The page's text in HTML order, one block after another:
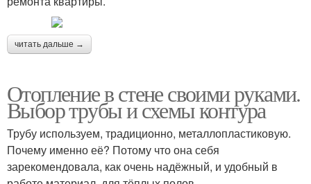
читать дальше →
Отопление в стене своими руками.
Выбор трубы и схемы контура
Трубу используем, традиционно, металлопластиковую.
Почему именно её? Потому что она себя
зарекомендовала, как очень надёжный, и удобный в